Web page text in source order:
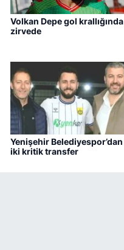
Volkan Depe gol krallığında
zirvede
Yenişehir Belediyespor’dan
iki kritik transfer